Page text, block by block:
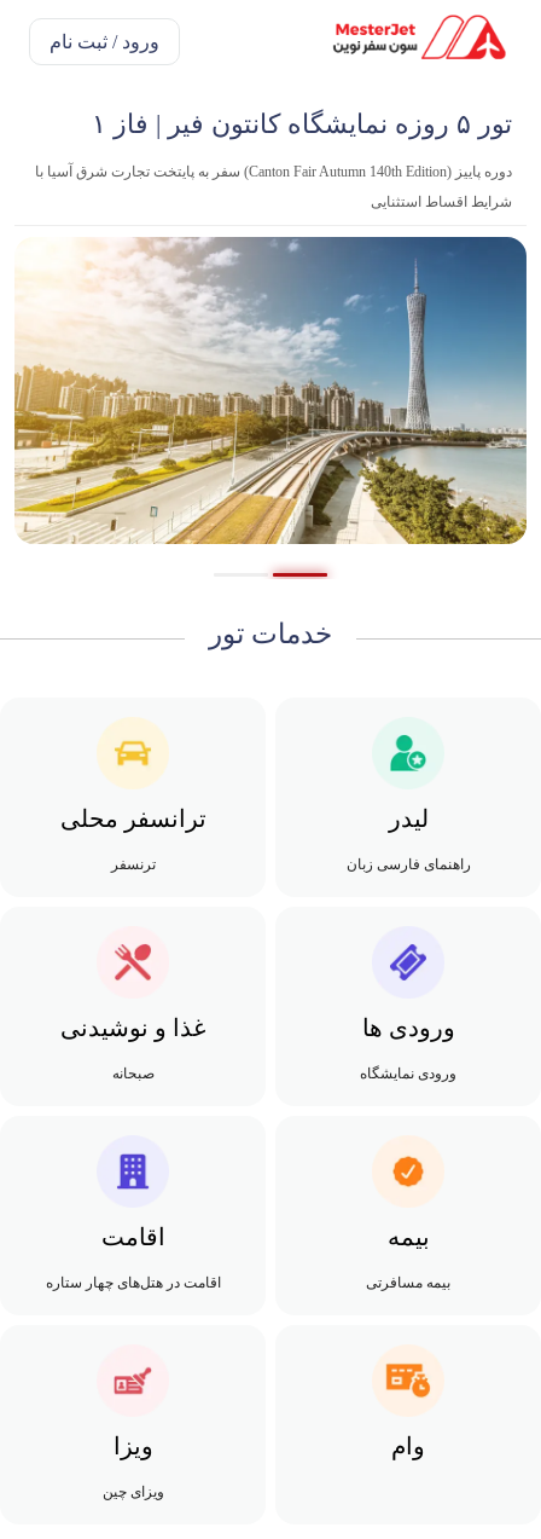
ورود / ثبت نام
تور ۵ روزه نمایشگاه کانتون فیر | فاز ۱
دوره پاییز (Canton Fair Autumn 140th Edition) سفر به پایتخت تجارت شرق آسیا با
شرایط اقساط استثنایی
خدمات تور
لیدر
راهنمای فارسی زبان
ترانسفر محلی
ترنسفر
ورودی ها
ورودی نمایشگاه
غذا و نوشیدنی
صبحانه
بیمه
بیمه مسافرتی
اقامت
اقامت در هتل‌های چهار ستاره
وام ویزا
ویزای چین